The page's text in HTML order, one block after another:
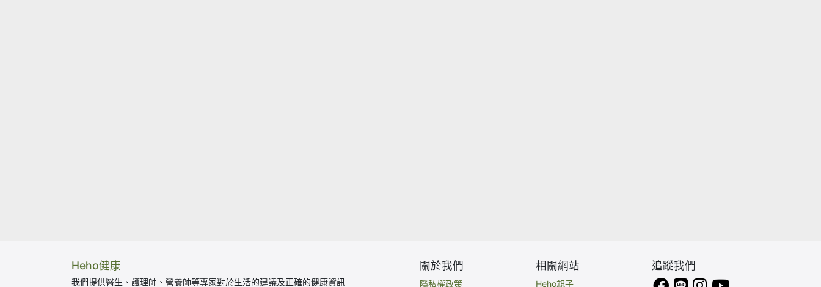
Heho健康
我們提供醫生、護理師、營養師等專家對於生活的建議及正確的健康資訊
關於我們
隱私權政策
相關網站
Heho親子
追蹤我們